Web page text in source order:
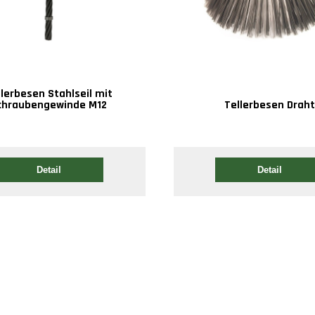
Stahlseil mit
M12
Detail
Tellerbesen Draht
Detail